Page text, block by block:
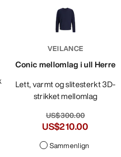
VEILANCE
Conic mellomlag i ull Herre
Lett, varmt og slitesterkt 3D-
strikket mellomlag
US$300.00
US$210.00
Sammenlign